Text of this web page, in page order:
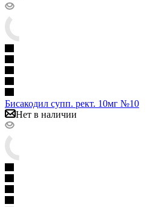
Бисакодил супп. рект. 10мг №10
Нет в наличии